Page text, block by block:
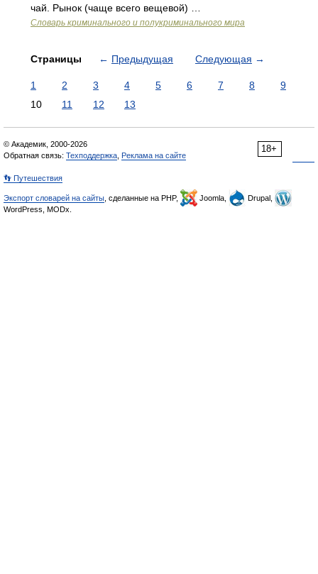
чай. Рынок (чаще всего вещевой) …
Словарь криминального и полукриминального мира
Страницы ← Предыдущая Следующая →
1 2 3 4 5 6 7 8
9
10
11 12 13
18+
© Академик, 2000-2026
Обратная связь: Техподдержка Реклама на сайте
👣 Путешествия
Экспорт словарей на сайты , сделанные на PHP, Joomla,
Drupal,
WordPress, MODx.